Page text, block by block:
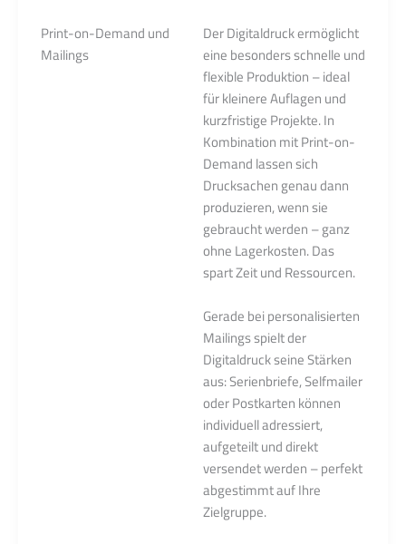
Print-on-Demand und
Mailings
Der Digitaldruck ermöglicht
eine besonders schnelle und
flexible Produktion – ideal
für kleinere Auflagen und
kurzfristige Projekte. In
Kombination mit Print-on-
Demand lassen sich
Drucksachen genau dann
produzieren, wenn sie
gebraucht werden – ganz
ohne Lagerkosten. Das
spart Zeit und Ressourcen.
Gerade bei personalisierten
Mailings spielt der
Digitaldruck seine Stärken
aus: Serienbriefe, Selfmailer
oder Postkarten können
individuell adressiert,
aufgeteilt und direkt
versendet werden – perfekt
abgestimmt auf Ihre
Zielgruppe.